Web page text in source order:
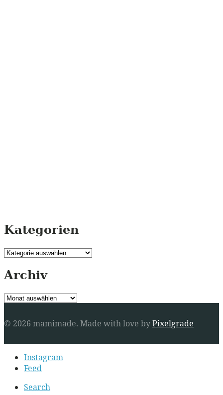
Kategorien
Kategorien
Archiv
Archiv
© 2026 mamimade. Made with love byPixelgrade
Secondary
navigationInstagram
Feed
Search